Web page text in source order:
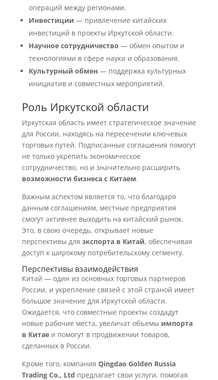
операций между регионами.
Инвестиции — привлечение китайских
инвестиций в проекты Иркутской области.
Научное сотрудничество — обмен опытом и
технологиями в сфере науки и образования.
Культурный обмен— поддержка культурных
инициатив и совместных мероприятий.
Роль Иркутской области
Иркутская область имеет стратегическое значение
для России, находясь на пересечении ключевых
торговых путей. Подписанные соглашения помогут
не только укрепить экономическое
сотрудничество, но и значительно расширить
возможности бизнеса с Китаем.
Важным аспектом является то, что благодаря
данным соглашениям, местные предприятия
смогут активнее выходить на китайский рынок.
Это, в свою очередь, открывает новые
перспективы для экспорта в Китай, обеспечивая
доступ к широкому потребительскому сегменту.
Перспективы взаимодействия
Китай — один из основных торговых партнеров
России, и укрепление связей с этой страной имеет
большое значение для Иркутской области.
Ожидается, что совместные проекты создадут
новые рабочие места, увеличат объемы импорта
в Китаеи помогут в продвижении товаров,
сделанных в России.
Кроме того, компания Qingdao Golden Russia
Trading Co., Ltd предлагает свои услуги, помогая